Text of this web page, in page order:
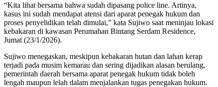
“Kita lihat bersama bahwa sudah dipasang police line. Artinya,
kasus ini sudah mendapat atensi dari aparat penegak hukum dan
proses penyelidikan telah dimulai,” kata Sujiwo saat meninjau lokasi
kebakaran di kawasan Perumahan Bintang Serdam Residence,
Jumat (23/1/2026).
Sujiwo menegaskan, meskipun kebakaran hutan dan lahan kerap
terjadi pada musim kemarau dan sering dijadikan alasan berulang,
pemerintah daerah bersama aparat penegak hukum tidak boleh
lengah maupun lelah dalam menjalankan tugas penegakan hukum.